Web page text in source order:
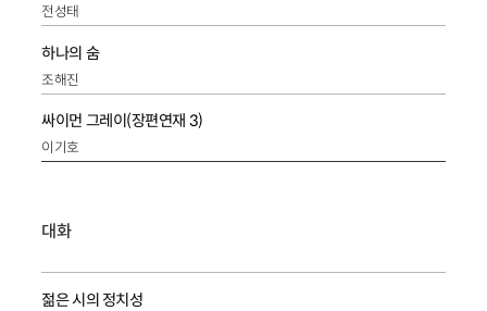
전성태
하나의 숨
조해진
싸이먼 그레이(장편연재 3)
이기호
대화
젊은 시의 정치성